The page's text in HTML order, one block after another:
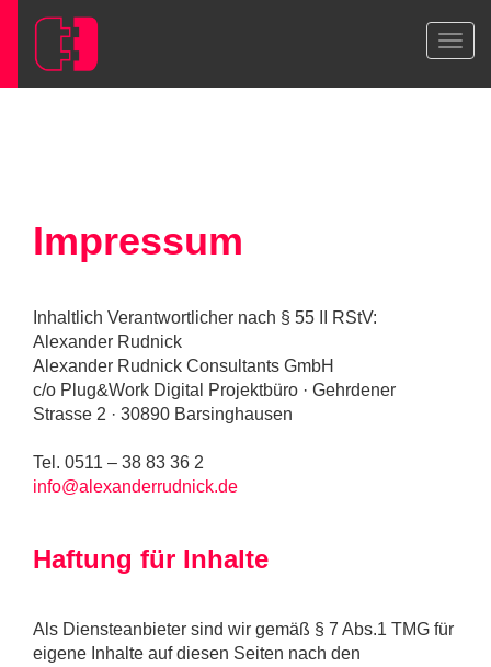
Impressum
Inhaltlich Verantwortlicher nach § 55 II RStV:
Alexander Rudnick
Alexander Rudnick Consultants GmbH
c/o Plug&Work Digital Projektbüro · Gehrdener
Strasse 2 · 30890 Barsinghausen
Tel. 0511 – 38 83 36 2
info@alexanderrudnick.de
Haftung für Inhalte
Als Diensteanbieter sind wir gemäß § 7 Abs.1 TMG für
eigene Inhalte auf diesen Seiten nach den